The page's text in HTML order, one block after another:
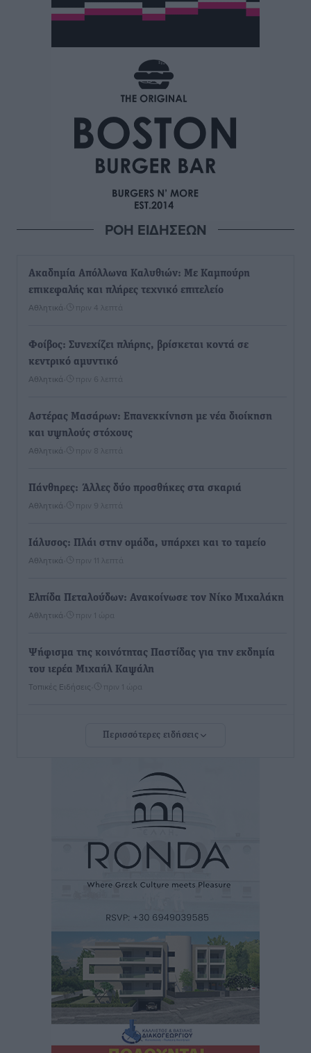
ΡΟΗ ΕΙΔΗΣΕΩΝ
Ακαδημία Απόλλωνα Καλυθιών: Με Καμπούρη
επικεφαλής και πλήρες τεχνικό επιτελείο
Αθλητικά πριν 4 λεπτά
Φοίβος: Συνεχίζει πλήρης, βρίσκεται κοντά σε
κεντρικό αμυντικό
Αθλητικά πριν 6 λεπτά
Αστέρας Μασάρων: Επανεκκίνηση με νέα διοίκηση
και υψηλούς στόχους
Αθλητικά πριν 8 λεπτά
Πάνθηρες: Άλλες δύο προσθήκες στα σκαριά
Αθλητικά πριν 9 λεπτά
Ιάλυσος: Πλάι στην ομάδα, υπάρχει και το ταμείο
Αθλητικά πριν 11 λεπτά
Ελπίδα Πεταλούδων: Ανακοίνωσε τον Νίκο Μιχαλάκη
Αθλητικά πριν 1 ώρα
Ψήφισμα της κοινότητας Παστίδας για την εκδημία
του ιερέα Μιχαήλ Καψάλη
Τοπικές Ειδήσεις πριν 1 ώρα
61ης Πανελλήνιας Έκθεσης Χειροτεχνίας και
πριν 2 ώρες
Ευρωπαϊκό Πρωτάθλημα Στίβου: Εκτός τελικού η
Μαγκούλια και συνέχειας η Σπανουδάκη
πριν 2 ώρες
ΚΑΕ Κολοσσός: Οι τιμές των μεμονωμένων εισιτηρίων
Χαράλαμπος Χριστοδούλου: «Το μόνο παιχνίδι που
υπάρχει, είναι το επόμενο»
Αθλητικά• πριν 2 ώρες
Κράτησε Χατζηγιακουμή η Α.Ε. Δικαίου
Αθλητικά• πριν 2 ώρες
Περισσότερες ειδήσεις